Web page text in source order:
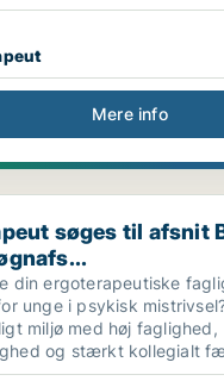
Mere info
til afsnit B103 – Åbent
søges til afsnit
din ergoterapeutiske
unge i psykisk
miljø med høj faglighed,
og stærkt kollegialt